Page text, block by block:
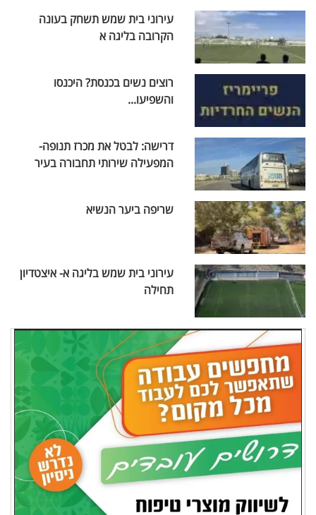
עירוני בית שמש תשחק בעונה
הקרובה בליגה א
רוצים נשים בכנסת? היכנסו
והשפיעו...
דרישה: לבטל את מכרז תנופה-
המפעילה שירותי תחבורה בעיר
שריפה ביער הנשיא
עירוני בית שמש בליגה א- איצטדיון
תחילה